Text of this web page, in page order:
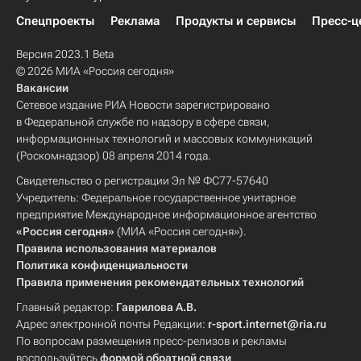
Спецпроекты
Реклама Продукты и сервисы Пресс-
Версия 2023.1 Beta
© 2026 МИА «Россия сегодня»
Вакансии
Сетевое издание РИА Новости зарегистрировано
в Федеральной службе по надзору в сфере связи,
информационных технологий и массовых коммуникаций
(Роскомнадзор) 08 апреля 2014 года.
Свидетельство о регистрации Эл № ФС77-57640
Учредитель: Федеральное государственное унитарное
предприятие Международное информационное агентство
«Россия сегодня» (МИА «Россия сегодня»).
Правила использования материалов
Политика конфиденциальности
Правила применения рекомендательных технологий
Главный редактор: Гаврилова А.В.
Адрес электронной почты Редакции: r-sport.internet@ria.ru
По вопросам размещения пресс-релизов и рекламы
воспользуйтесьформой обратной связи